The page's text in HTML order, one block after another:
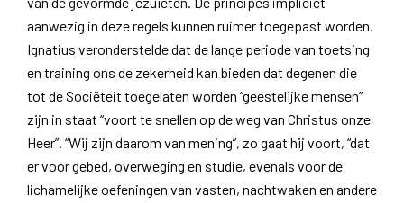
aanwezig in deze regels kunnen ruimer toegepast worden.
Ignatius veronderstelde dat de lange periode van toetsing
en training ons de zekerheid kan bieden dat degenen die
tot de Sociëteit toegelaten worden “geestelijke mensen”
zijn in staat “voort te snellen op de weg van Christus onze
Heer”. “Wij zijn daarom van mening”, zo gaat hij voort, “dat
er voor gebed, overweging en studie, evenals voor de
lichamelijke oefeningen van vasten, nachtwaken en andere